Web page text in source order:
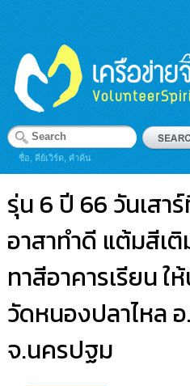
ชื่อ, คีย์เวิร์ด, คำค้น
รุ่น 6 ปี 66 วันเสา
อาสาทำดี แต้มสีเ
ทาสีอาคารเรียน ใ
วัดหนองปลาไหล
จ.นครปฐม